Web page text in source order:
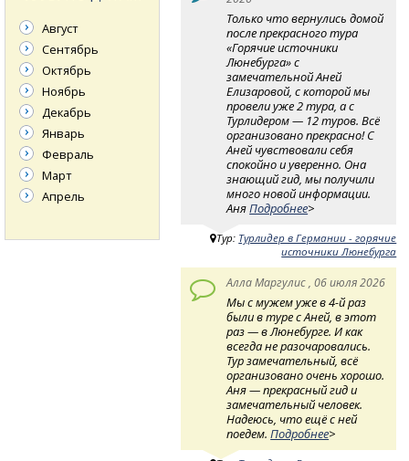
Только что вернулись домой
после прекрасного тура
«Горячие источники
Люнебурга» с
замечательной Аней
Елизаровой, с которой мы
провели уже 2 тура, а с
Турлидером — 12 туров. Всё
организовано прекрасно! С
Аней чувствовали себя
спокойно и уверенно. Она
знающий гид, мы получили
много новой информации.
АняПодробнее>
Тур: Турлидер в Германии - горячие
источники Люнебурга
Алла Маргулис , 06 июля 2026
Мы с мужем уже в 4-й раз
были в туре с Аней, в этот
раз — в Люнебурге. И как
всегда не разочаровались.
Тур замечательный, всё
организовано очень хорошо.
Аня — прекрасный гид и
замечательный человек.
Надеюсь, что ещё с ней
поедем.Подробнее>
Август
Сентябрь
Октябрь
Ноябрь
Декабрь
Январь
Февраль
Март
Апрель